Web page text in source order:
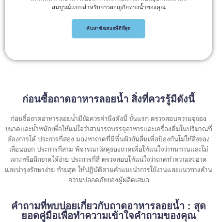
สมบูรณ์แบบสำหรับการผจญภัยทางน้ำของคุณ
ค้นหาข้อเสนอที่ดีที่สุด
ก่อนซื้อถาดอาหารลอยน้ำ สิ่งที่ควรรู้มีดังนี้
ก่อนซื้อถาดอาหารลอยน้ำมีข้อควรคำนึงดังนี้ ขั้นแรก ตรวจสอบความจุของ
ขนาดและน้ำหนักเพื่อให้แน่ใจว่าสามารถบรรจุอาหารและเครื่องดื่มในปริมาณที่
ต้องการได้ ประการที่สอง มองหาถาดที่มีพื้นผิวกันลื่นเพื่อป้องกันไม่ให้สิ่งของ
เลื่อนออก ประการที่สาม พิจารณาวัสดุของถาดเพื่อให้แน่ใจว่าทนทานและไม่
เจาะหรือฉีกขาดได้ง่าย ประการที่สี่ ตรวจสอบให้แน่ใจว่าถาดทำความสะอาด
และบำรุงรักษาง่าย ท้ายสุด ให้ปฏิบัติตามคำแนะนำการใช้งานและแนวทางด้าน
ความปลอดภัยของผู้ผลิตเสมอ
คำถามที่พบบ่อยเกี่ยวกับถาดอาหารลอยน้ำ : สุด
ยอดคู่มือเพื่อทำความเข้าใจคำถามของคุณ